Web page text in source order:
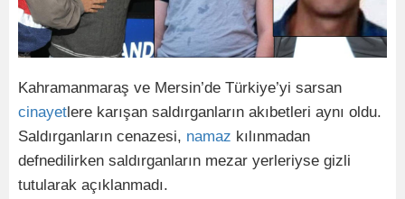
Kahramanmaraş ve Mersin’de Türkiye’yi sarsan
cinayetlere karışan saldırganların akıbetleri aynı oldu.
Saldırganların cenazesi, namaz kılınmadan
defnedilirken saldırganların mezar yerleriyse gizli
tutularak açıklanmadı.